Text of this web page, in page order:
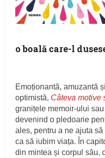
o boală care-l
Emoționantă, amuzantă
optimistă, Câteva motive
granițele memoir-ului
devenind o pledoarie
ales, pentru a ne ajuta
ca să iubim viața. În
din mintea și corpul său,